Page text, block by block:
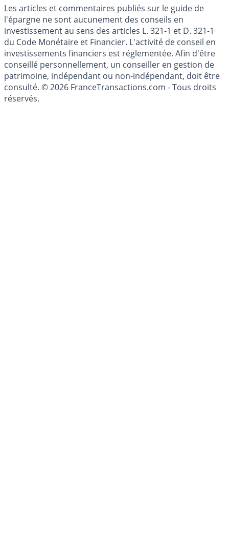
Les articles et commentaires publiés sur le guide de
l'épargne ne sont aucunement des conseils en
investissement au sens des articles L. 321-1 et D. 321-1
du Code Monétaire et Financier. L'activité de conseil en
investissements financiers est réglementée. Afin d'être
conseillé personnellement, un conseiller en gestion de
patrimoine, indépendant ou non-indépendant, doit être
consulté. © 2026 FranceTransactions.com - Tous droits
réservés.